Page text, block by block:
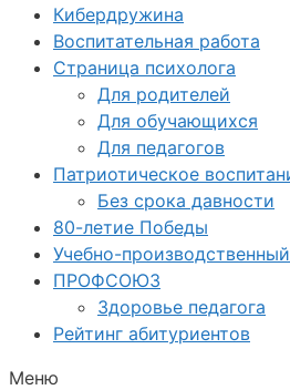
Кибердружина
Воспитательная работа
Страница психолога
Для родителей
Для обучающихся
Для педагогов
Патриотическое
Без срока давности
80-летие Победы
Учебно-
ПРОФСОЮЗ
Здоровье педагога
Рейтинг абитуриентов
Меню